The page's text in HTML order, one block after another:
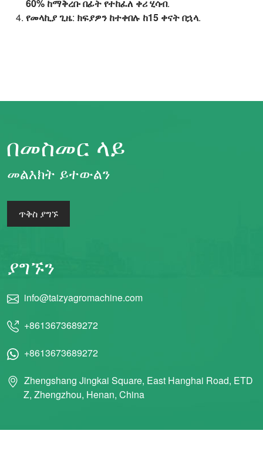
60% ከማቅረቡ በፊት የተከፈለ ቀሪ ሂሳብ.
የመላኪያ ጊዜ: ክፍያዎን ከተቀበሉ ከ15 ቀናት በኋላ.
በመስመር ላይ
መልእክት ይተውልን
ጥቅስ ያግኙ
ያግኙን
info@taizyagromachine.com
+8613673689272
+8613673689272
Zhengshang Jingkai Square, East Hanghai Road, ETD
Z, Zhengzhou, Henan, China